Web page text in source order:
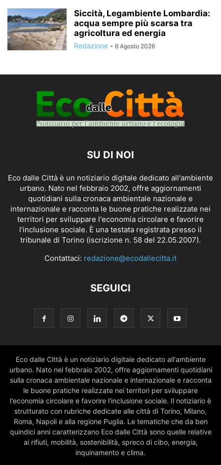
Siccità, Legambiente Lombardia:
acqua sempre più scarsa tra
agricoltura ed energia
Redazione - 6 Agosto 2026
SU DI NOI
Eco dalle Città è un notiziario digitale dedicato all'ambiente
urbano. Nato nel febbraio 2002, offre aggiornamenti
quotidiani sulla cronaca ambientale nazionale e
internazionale e racconta le buone pratiche realizzate nei
territori per sviluppare l'economia circolare e favorire
l'inclusione sociale. È una testata registrata presso il
tribunale di Torino (iscrizione n. 58 del 22.05.2007).
Contattaci: redazione@ecodallecitta.it
SEGUICI
Eco dalle Città è un notiziario digitale dedicato all'ambiente
urbano. Nato nel febbraio 2002, offre aggiornamenti quotidiani
sulla cronaca ambientale nazionale e internazionale e racconta
le buone pratiche realizzate nei territori per sviluppare
l'economia circolare e favorire l'inclusione sociale. Il notiziario è
strutturato con rubriche dedicate alle città di Torino, Milano,
Roma, Napoli e alla regione Puglia. Le tematiche che da ben
quindici anni caratterizzano Eco dalle Città sono quelle relative
ai rifiuti, mobilità, sostenibilità, spreco di cibo, energia,
inquinamento e clima.